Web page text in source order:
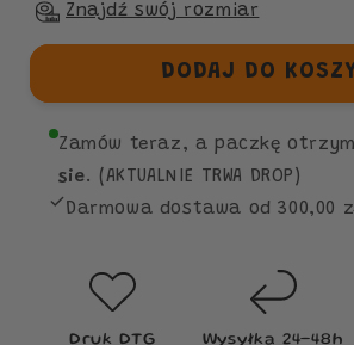
Znajdź swój rozmiar
DODAJ DO
Zamów teraz, a paczkę
sie. (AKTUALNIE TRWA DROP)
Darmowa dostawa od 300,00
Druk DTG Wysyłka 24–48h